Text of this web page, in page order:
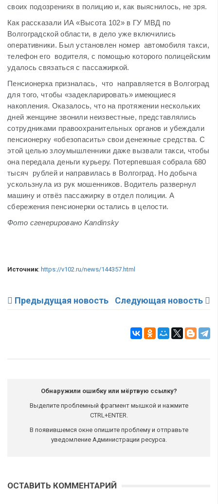
своих подозрениях в полицию и, как выяснилось, не зря.
Как рассказали ИА «Высота 102» в ГУ МВД по
Волгоградской области, в дело уже включились
оперативники. Был установлен номер автомобиля такси,
телефон его водителя, с помощью которого полицейским
удалось связаться с пассажиркой.
Пенсионерка призналась, что направляется в Волгоград
для того, чтобы «задекларировать» имеющиеся
накопления. Оказалось, что на протяжении нескольких
дней женщине звонили неизвестные, представлялись
сотрудниками правоохранительных органов и убеждали
пенсионерку «обезопасить» свои денежные средства. С
этой целью злоумышленники даже вызвали такси, чтобы
она передала деньги курьеру. Потерпевшая собрала 680
тысяч рублей и направилась в Волгоград. Но добыча
ускользнула из рук мошенников. Водитель развернул
машину и отвёз пассажирку в отдел полиции. А
сбережения пенсионерки остались в целости.
Фото сгенерировано Kandinsky
Источник: https://v102.ru/news/144357.html
Предыдущая новость Следующая новость
Обнаружили ошибку или мёртвую ссылку?
Выделите проблемный фрагмент мышкой и нажмите
CTRL+ENTER.
В появившемся окне опишите проблему и отправьте
уведомление Администрации ресурса.
ОСТАВИТЬ КОММЕНТАРИЙ